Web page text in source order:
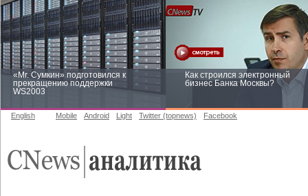
«Mr. Сумкин» подготовился к
прекращению поддержки
WS2003
Как строился электронный
бизнес Банка Москвы?
English Mobile Android Light Twitter (topnews) Facebook